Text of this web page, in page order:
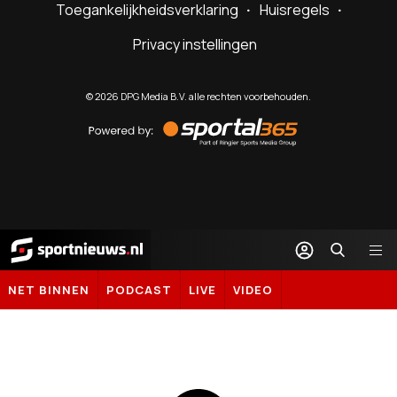
Toegankelijkheidsverklaring
Huisregels
Privacy instellingen
©2026 DPG Media B.V. alle rechten voorbehouden.
by
Sportal365
Sportnieuws.nl
NET BINNEN PODCAST LIVE VIDEO